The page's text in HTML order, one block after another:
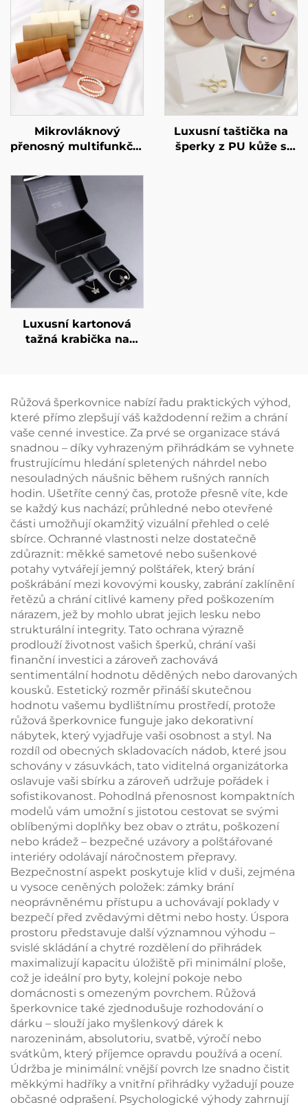
Mikrovláknový
přenosný multifunkční
možností
individuálního
gravírování pro
náušnice, prsteny,
náhrdelníky a hodinky
– svinovací provedení
Luxusní taštička na
šperky z PU kůže s
Luxusní kartonová
tažná krabička na
pro balení
náhrdelníků, prstenů,
náušnic a náramků
Růžová šperkovnice nabízí řadu praktických výhod,
které přímo zlepšují váš každodenní režim a chrání
vaše cenné investice. Za prvé se organizace stává
snadnou – díky vyhrazeným přihrádkám se vyhnete
frustrujícímu hledání spletených náhrdel nebo
nesouladných náušnic během rušných ranních
hodin. Ušetříte cenný čas, protože přesně víte, kde
se každý kus nachází; průhledné nebo otevřené
části umožňují okamžitý vizuální přehled o celé
sbírce. Ochranné vlastnosti nelze dostatečně
zdůraznit: měkké sametové nebo sušenkové
potahy vytvářejí jemný polštářek, který brání
poškrábání mezi kovovými kousky, zabrání zaklínění
řetězů a chrání citlivé kameny před poškozením
nárazem, jež by mohlo ubrat jejich lesku nebo
strukturální integrity. Tato ochrana výrazně
prodlouží životnost vašich šperků, chrání vaši
finanční investici a zároveň zachovává
sentimentální hodnotu děděných nebo darovaných
kousků. Estetický rozměr přináší skutečnou
hodnotu vašemu bydlištnímu prostředí, protože
růžová šperkovnice funguje jako dekorativní
nábytek, který vyjadřuje vaši osobnost a styl. Na
rozdíl od obecných skladovacích nádob, které jsou
schovány v zásuvkách, tato viditelná organizátorka
oslavuje vaši sbírku a zároveň udržuje pořádek i
sofistikovanost. Pohodlná přenosnost kompaktních
modelů vám umožní s jistotou cestovat se svými
oblíbenými doplňky bez obav o ztrátu, poškození
nebo krádež – bezpečné uzávory a polštářované
interiéry odolávají náročnostem přepravy.
Bezpečnostní aspekt poskytuje klid v duši, zejména
u vysoce ceněných položek: zámky brání
neoprávněnému přístupu a uchovávají poklady v
bezpečí před zvědavými dětmi nebo hosty. Úspora
prostoru představuje další významnou výhodu –
svislé skládání a chytré rozdělení do přihrádek
maximalizují kapacitu úložiště při minimální ploše,
což je ideální pro byty, kolejní pokoje nebo
domácnosti s omezeným povrchem. Růžová
šperkovnice také zjednodušuje rozhodování o
dárku – slouží jako myšlenkový dárek k
narozeninám, absolutoriu, svatbě, výročí nebo
svátkům, který příjemce opravdu používá a ocení.
Údržba je minimální: vnější povrch lze snadno čistit
měkkými hadříky a vnitřní přihrádky vyžadují pouze
občasné odprašení. Psychologické výhody zahrnují